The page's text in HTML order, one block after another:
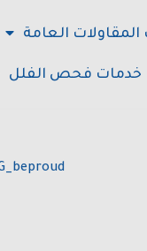
العامة
خدمات فحص الفلل